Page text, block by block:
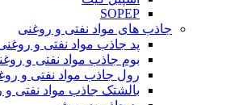
SOPEP
جاذب های مواد نفتی و روغنی
پد جاذب مواد نفتی و
بوم جاذب مواد نفتی و
رول جاذب مواد نفتی و
بالشتک جاذب مواد نفتی و